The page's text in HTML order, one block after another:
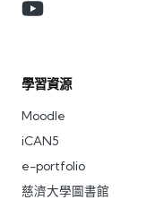
學習資源
Moodle
iCAN5
e-portfolio
慈濟大學圖書館